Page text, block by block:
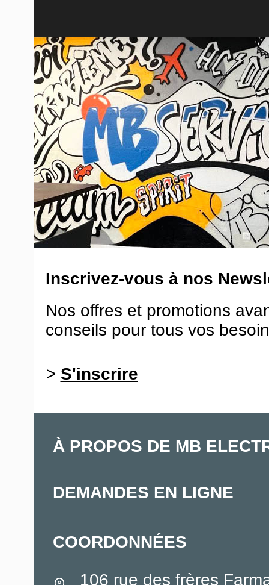
Inscrivez-vous à nos
Nos offres et promotions
conseils pour tous vos
> S'inscrire
À PROPOS DE MB
DEMANDES EN LIGNE
COORDONNÉES
106 rue des frères